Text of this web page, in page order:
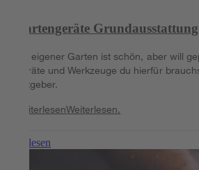
Gartengeräte Grundausstattung
Ein eigener Garten ist schön, aber will
Geräte und Werkzeuge du hierfür
Ratgeber.
WeiterlesenWeiterlesen.
Weiterlesen